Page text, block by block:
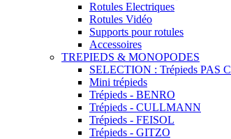
Rotules Electriques
Rotules Vidéo
Supports pour rotules
Accessoires
TREPIEDS & MONOPODES
SELECTION : Trépieds PAS
Mini trépieds
Trépieds - BENRO
Trépieds - CULLMANN
Trépieds - FEISOL
Trépieds - GITZO